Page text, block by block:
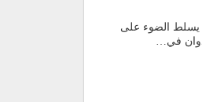
يسلط الضوء على
في…